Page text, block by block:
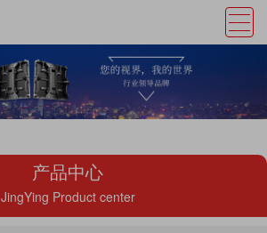
产品中心
JingYing Product center